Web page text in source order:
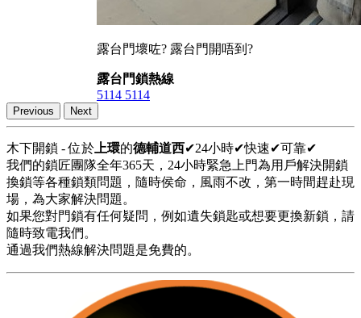
露台門壞咗? 露台門開唔到?
露台門鎖熱線
5114 5114
Previous Next
木下開鎖 - 位於 上環的德輔道西✔24小時✔快速✔可靠✔
我們的鎖匠團隊全年365天，24小時緊急上門為用戶解決開鎖
換鎖等各種鎖類問題，隨時侯命，風雨不改，第一時間趕赴現
場，為大家解決問題。
如果您對門鎖有任何疑問，例如遺失鎖匙或想要更換新鎖，請
隨時致電我們。
通過我們熱線解決問題是免費的。